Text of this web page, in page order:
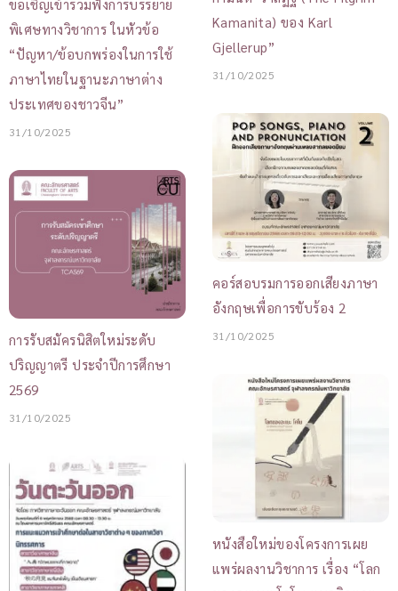
ขอเชิญเข้าร่วมฟังการบรรยาย
พิเศษทางวิชาการ ในหัวข้อ
“ปัญหา/ข้อบกพร่องในการใช้
ภาษาไทยในฐานะภาษาต่าง
ประเทศของชาวจีน”
31/10/2025
Kamanita) ของ Karl
Gjellerup”
31/10/2025
การรับสมัครนิสิตใหม่ระดับ
ปริญญาตรี ประจำปีการศึกษา
2569
31/10/2025
คอร์สอบรมการออกเสียงภาษา
อังกฤษเพื่อการขับร้อง 2
31/10/2025
หนังสือใหม่ของโครงการเผย
แพร่ผลงานวิชาการ เรื่อง “โลก